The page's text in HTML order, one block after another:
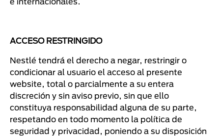
ACCESO RESTRINGIDO
Nestlé tendrá el derecho a negar, restringir o
condicionar al usuario el acceso al presente
website, total o parcialmente a su entera
discreción y sin aviso previo, sin que ello
constituya responsabilidad alguna de su parte,
respetando en todo momento la política de
seguridad y privacidad, poniendo a su disposición